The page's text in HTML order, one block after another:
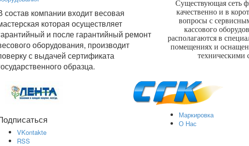
состав компании входит весовая
которая осуществляет
и после гарантийный ремонт
оборудования, производит
с выдачей сертификата
образца.
Существующая сеть
качественно и в
вопросы с
кассового
располагаются в
помещениях и
техническими
VKontakte
RSS
Маркировка
О Нас